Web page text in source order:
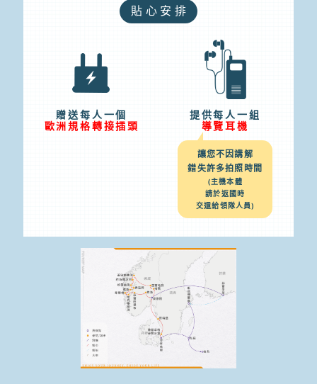
貼心安排
贈送每人一個
歐洲規格轉接插頭
提供每人一組
導覽耳機
讓您不因講解
錯失許多拍照時間
(主機本體
請於返國時
交還給領隊人員)